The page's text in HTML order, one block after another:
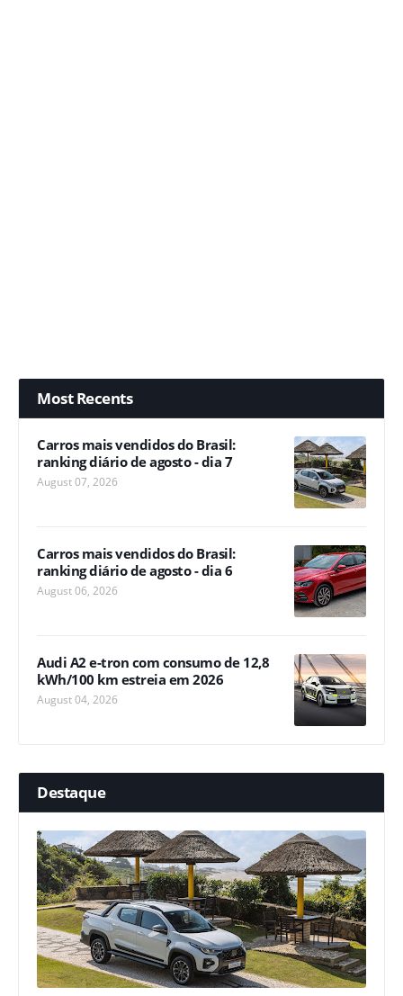
Most Recents
Carros mais vendidos do Brasil:
ranking diário de agosto - dia 7
August 07, 2026
Carros mais vendidos do Brasil:
ranking diário de agosto - dia 6
August 06, 2026
Audi A2 e-tron com consumo de 12,8
kWh/100 km estreia em 2026
August 04, 2026
Destaque